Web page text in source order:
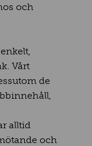
och
Vårt
de
alltid
och